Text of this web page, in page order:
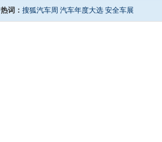
热词： 搜狐汽车周 汽车年度大选 安全车展